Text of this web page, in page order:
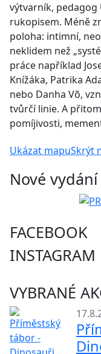
výtvarník, pedagog
rukopisem. Méně
poloha: intimní,
neklidem než
práce například
Knížáka, Patrika
nebo Danha Võ,
tvůrčí linie. A
pomíjivosti,
Ukázat mapuSkrýt
Nové vydání
FACEBOOK
INSTAGRAM
VYBRANÉ